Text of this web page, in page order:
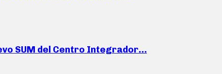
SUM del Centro Integrador…